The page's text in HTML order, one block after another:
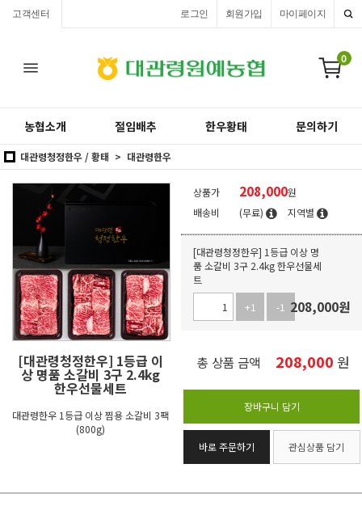
고객센터 마이페이지
회원가입
로그인
0
농협소개 절임배추 한우황태 문의하기
대관령청정한우 / 황태 대관령한우
[대관령청정한우] 1등급 이
상 명품 소갈비 3구 2.4kg
한우선물세트
대관령한우 1등급 이상 찜용 소갈비 3팩
(800g)
상품가 208,000원
배송비
(무료) 지역별
[대관령청정한우] 1등급 이상 명
품 소갈비 3구 2.4kg 한우선물세
트
+1
-1 208,000원
총 상품 금액 208,000 원
장바구니 담기
바로 주문하기 관심상품 담기